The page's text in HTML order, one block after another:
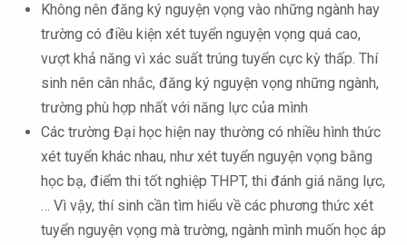
Không nên đăng ký nguyện vọng vào những ngành hay
trường có điều kiện xét tuyển nguyện vọng quá cao,
vượt khả năng vì xác suất trúng tuyển cực kỳ thấp. Thí
sinh nên cân nhắc, đăng ký nguyện vọng những ngành,
trường phù hợp nhất với năng lực của mình
Các trường Đại học hiện nay thường có nhiều hình thức
xét tuyển khác nhau, như xét tuyển nguyện vọng bằng
học bạ, điểm thi tốt nghiệp THPT, thi đánh giá năng lực,
… Vì vậy, thí sinh cần tìm hiểu về các phương thức xét
tuyển nguyện vọng mà trường, ngành mình muốn học áp